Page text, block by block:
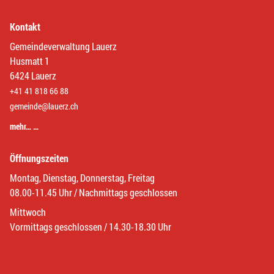
Kontakt
Gemeindeverwaltung Lauerz
Husmatt 1
6424 Lauerz
+41 41 818 66 88
gemeinde@lauerz.ch
mehr… …
Öffnungszeiten
Montag, Dienstag, Donnerstag, Freitag
08.00-11.45 Uhr / Nachmittags geschlossen
Mittwoch
Vormittags geschlossen / 14.30-18.30 Uhr